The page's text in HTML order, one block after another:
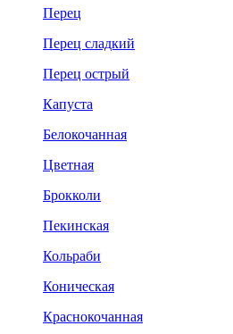
Перец
Перец сладкий
Перец острый
Капуста
Белокочанная
Цветная
Брокколи
Пекинская
Кольраби
Коническая
Краснокочанная